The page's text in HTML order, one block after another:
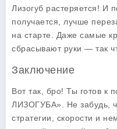
Лизогуб растеряется! И
получается, лучше
на старте. Даже самые
сбрасывают руки — так
Заключение
Вот так, бро! Ты готов
ЛИЗОГУБА». Не забудь,
стратегии, скорости и